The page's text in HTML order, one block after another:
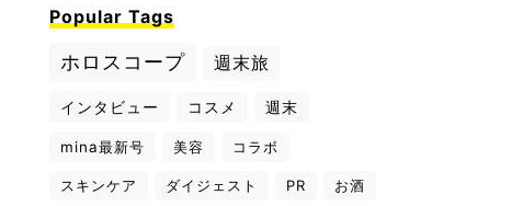
Popular Tags
ホロスコープ 週末旅
インタビュー コスメ 週末
mina最新号 美容 コラボ
スキンケア ダイジェスト PR お酒